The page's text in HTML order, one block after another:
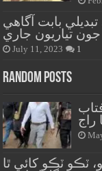
تبديلي بابت آگاهي
تياريون جاري
July 11, 2023 1
Random Posts
راج
ٽڪو ٽڪو کائي ٿا